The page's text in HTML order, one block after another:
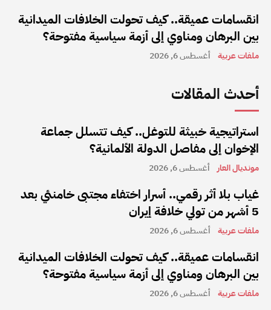
انقسامات عميقة.. كيف تحولت الخلافات الميدانية
بين البرهان ومناوي إلى أزمة سياسية مفتوحة؟
ملفات عربية أغسطس 6, 2026
أحدث المقالات
استراتيجية خبيثة للتوغل.. كيف تتسلل جماعة
الإخوان إلى مفاصل الدولة الألمانية؟
مونديال العار أغسطس 6, 2026
غياب بلا أثر رقمي.. أسرار اختفاء مجتبى خامنئي بعد
5 أشهر من تولي خلافة إيران
ملفات عربية أغسطس 6, 2026
انقسامات عميقة.. كيف تحولت الخلافات الميدانية
بين البرهان ومناوي إلى أزمة سياسية مفتوحة؟
ملفات عربية أغسطس 6, 2026